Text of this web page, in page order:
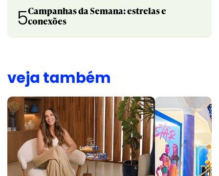
5Campanhas da Semana: estrelas e
conexões
veja também